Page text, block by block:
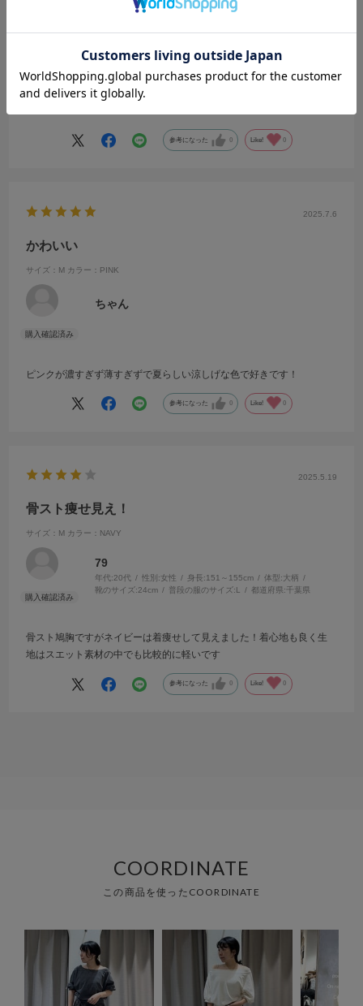
黒のロングスカートに合うトップスを探していました。
こちらのトップスは襟の形が可愛くて一目惚れでした。
同じ型て丈が長めのものもあり迷いましたが、ロングスカートとのバ
ランスの良いショート丈の方を購入しました。
色もシンプルなので、この夏活躍しそうです。
参考になった 0 Like! 0
2025.7.6
かわいい
サイズ：M カラー：PINK
ちゃん
ピンクが濃すぎず薄すぎずで夏らしい涼しげな色で好きです！
参考になった 0 Like! 0
2025.5.19
骨スト痩せ見え！
サイズ：M カラー：NAVY
79
年代:20代 性別:女性 身長:151～155cm 体型:大柄
靴のサイズ:24cm 普段の服のサイズ:L 都道府県:千葉県
骨スト鳩胸ですがネイビーは着痩せして見えました！着心地も良く生
地はスエット素材の中でも比較的に軽いです
参考になった 0 Like! 0
COORDINATE
この商品を使ったCOORDINATE